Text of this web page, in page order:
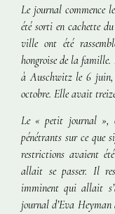
Le journal commence
été sorti en cachette
ville ont été
hongroise de la
à Auschwitz le 6 juin,
octobre. Elle avait
Le « petit journal »,
pénétrants sur ce que
restrictions avaient
allait se passer. Il
imminent qui allait
journal d’Eva